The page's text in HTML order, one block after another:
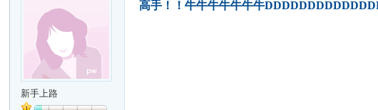
新手上路
高手！！牛牛牛牛牛牛牛